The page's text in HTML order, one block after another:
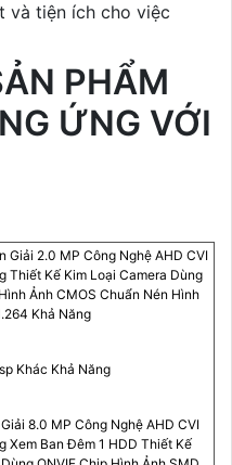
và tiện ích cho việc
PHẨM
ỨNG VỚI
Giải 2.0 MP Công Nghệ AHD CVI
Thiết Kế Kim Loại Camera Dùng
Ảnh CMOS Chuẩn Nén Hình
Khả Năng
Khác Khả Năng
8.0 MP Công Nghệ AHD CVI
Xem Ban Đêm 1 HDD Thiết Kế